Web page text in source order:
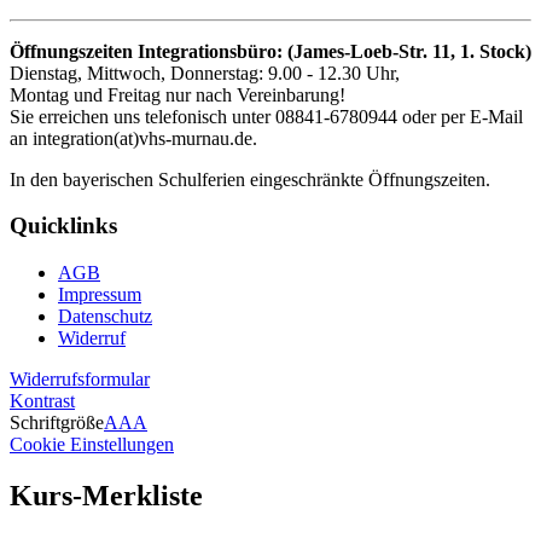
Öffnungszeiten Integrationsbüro: (James-Loeb-Str. 11, 1. Stock)
Dienstag, Mittwoch, Donnerstag: 9.00 - 12.30 Uhr,
Montag und Freitag nur nach Vereinbarung!
Sie erreichen uns telefonisch unter 08841-6780944 oder per E-Mail
an integration(at)vhs-murnau.de.
In den bayerischen Schulferien eingeschränkte Öffnungszeiten.
Quicklinks
AGB
Impressum
Datenschutz
Widerruf
Widerrufsformular
Kontrast
SchriftgrößeAAA
Cookie Einstellungen
Kurs-Merkliste